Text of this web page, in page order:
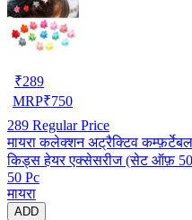
₹289
MRP₹750
289 Regular Price
मायरा कलेक्शन अट्रैक्टिव कम्फ़र्टेबल
किड्स हेयर एक्सेसरीज (सेट ऑफ़ 50
50 Pc
मायरा
ADD